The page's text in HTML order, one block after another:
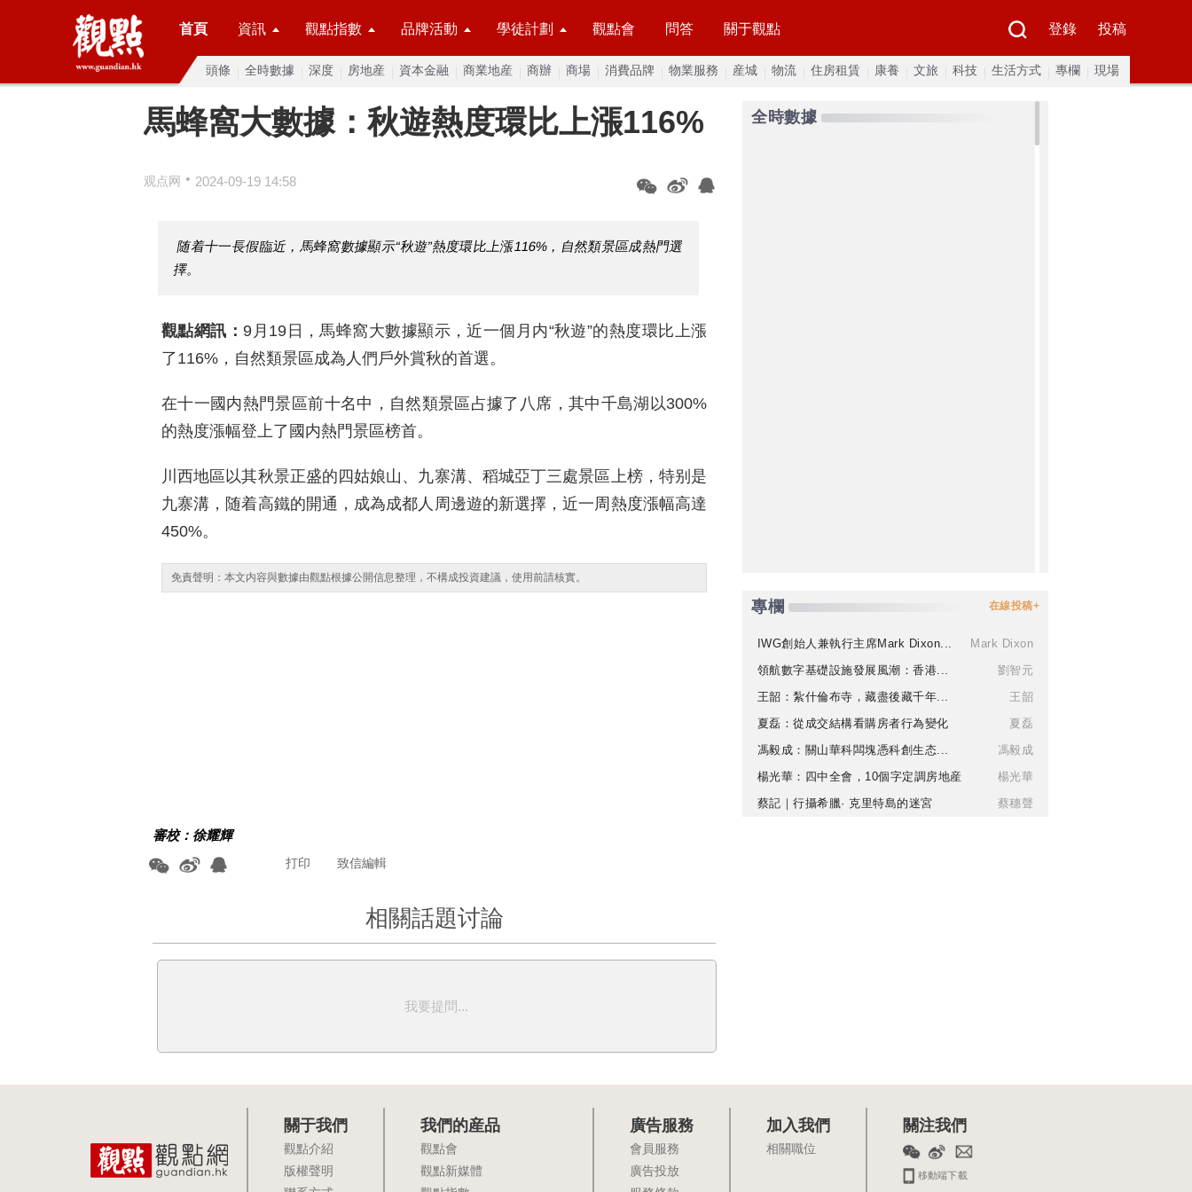
首頁 資訊 觀點指數 品牌活動 學徒計劃 觀點會 問答 關于觀點 登錄 投稿
頭條 全時數據 深度 房地産 資本金融 商業地産 商辦 商場 消費品牌 物業服務 産城 物流 住房租賃 康養 文旅 科技 生活方式 專欄 現場
馬蜂窩大數據：秋遊熱度環比上漲116%
观点网 • 2024-09-19 14:58
随着十一長假臨近，馬蜂窩數據顯示“秋遊”熱度環比上漲116%，自然類景區成熱門選
擇。
觀點網訊：9月19日，馬蜂窩大數據顯示，近一個月内“秋遊”的熱度環比上漲
了116%，自然類景區成為人們戶外賞秋的首選。
在十一國内熱門景區前十名中，自然類景區占據了八席，其中千島湖以300%
的熱度漲幅登上了國内熱門景區榜首。
川西地區以其秋景正盛的四姑娘山、九寨溝、稻城亞丁三處景區上榜，特别是
九寨溝，随着高鐵的開通，成為成都人周邊遊的新選擇，近一周熱度漲幅高達
450%。
免責聲明：本文内容與數據由觀點根據公開信息整理，不構成投資建議，使用前請核實。
審校：徐耀輝
致信編輯
打印
相關話題讨論
我要提問...
全時數據
專欄 在線投稿+
IWG創始人兼執行主席Mark Dixon...
Mark Dixon
領航數字基礎設施發展風潮：香港...
劉智元
王韶：紮什倫布寺，藏盡後藏千年...
王韶
夏磊：從成交結構看購房者行為變化
夏磊
馮毅成：關山華科闆塊憑科創生态...
馮毅成
楊光華：四中全會，10個字定調房地産
楊光華
蔡記｜行攝希臘· 克里特島的迷宮
蔡穗聲
關于我們
觀點介紹
版權聲明
我們的産品
觀點會
觀點新媒體
廣告服務
會員服務
廣告投放
加入我們
相關職位
關注我們
移動端下載